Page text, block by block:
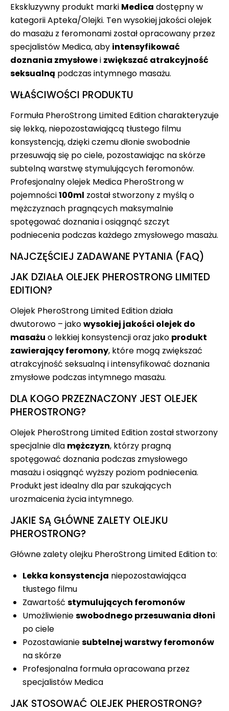
Ekskluzywny produkt marki Medica dostępny w
kategorii Apteka/Olejki. Ten wysokiej jakości olejek
do masażu z feromonami został opracowany przez
specjalistów Medica, aby intensyfikować
doznania zmysłowei zwiększać atrakcyjność
seksualną podczas intymnego masażu.
WŁAŚCIWOŚCI PRODUKTU
Formuła PheroStrong Limited Edition charakteryzuje
się lekką, niepozostawiającą tłustego filmu
konsystencją, dzięki czemu dłonie swobodnie
przesuwają się po ciele, pozostawiając na skórze
subtelną warstwę stymulujących feromonów.
Profesjonalny olejek Medica PheroStrong w
pojemności100ml został stworzony z myślą o
mężczyznach pragnących maksymalnie
spotęgować doznania i osiągnąć szczyt
podniecenia podczas każdego zmysłowego masażu.
NAJCZĘŚCIEJ ZADAWANE PYTANIA (FAQ)
JAK DZIAŁA OLEJEK PHEROSTRONG LIMITED
EDITION?
Olejek PheroStrong Limited Edition działa
dwutorowo – jakowysokiej jakości olejek do
masażu o lekkiej konsystencji oraz jako produkt
zawierający feromony, które mogą zwiększać
atrakcyjność seksualną i intensyfikować doznania
zmysłowe podczas intymnego masażu.
DLA KOGO PRZEZNACZONY JEST OLEJEK
PHEROSTRONG?
Olejek PheroStrong Limited Edition został stworzony
specjalnie dla mężczyzn, którzy pragną
spotęgować doznania podczas zmysłowego
masażu i osiągnąć wyższy poziom podniecenia.
Produkt jest idealny dla par szukających
urozmaicenia życia intymnego.
JAKIE SĄ GŁÓWNE ZALETY OLEJKU
PHEROSTRONG?
Główne zalety olejku PheroStrong Limited Edition to:
Lekka konsystencja niepozostawiająca
tłustego filmu
Zawartość stymulujących feromonów
Umożliwienieswobodnego przesuwania dłoni
po ciele
Pozostawianiesubtelnej warstwy feromonów
na skórze
Profesjonalna formuła opracowana przez
specjalistów Medica
JAK STOSOWAĆ OLEJEK PHEROSTRONG?